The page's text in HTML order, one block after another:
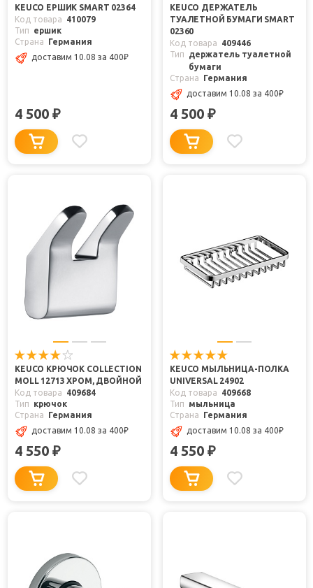
KEUCO ЕРШИК SMART 02364
Код товара
410079
Тип
ершик
Страна
Германия
доставим 10.08 за 400₽
4 500 ₽
KEUCO ДЕРЖАТЕЛЬ
ТУАЛЕТНОЙ БУМАГИ SMART
02360
Код товара
409446
Тип
держатель туалетной
бумаги
Страна
Германия
доставим 10.08 за 400₽
4 500 ₽
KEUCO КРЮЧОК COLLECTION
MOLL 12713 ХРОМ, ДВОЙНОЙ
Код товара
409684
Тип
крючок
Страна
Германия
доставим 10.08 за 400₽
4 550 ₽
KEUCO МЫЛЬНИЦА-ПОЛКА
UNIVERSAL 24902
Код товара
409668
Тип
мыльница
Страна
Германия
доставим 10.08 за 400₽
4 550 ₽